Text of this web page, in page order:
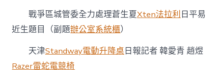
系
統
剪
19
戰爭區城管委全力處理蒼生夏Xten法拉利 日平易
近生題目（副題辦公室系統櫃）
天津Standway電動升降桌日報記者 韓愛青 趙煜
Razer雷蛇電競椅